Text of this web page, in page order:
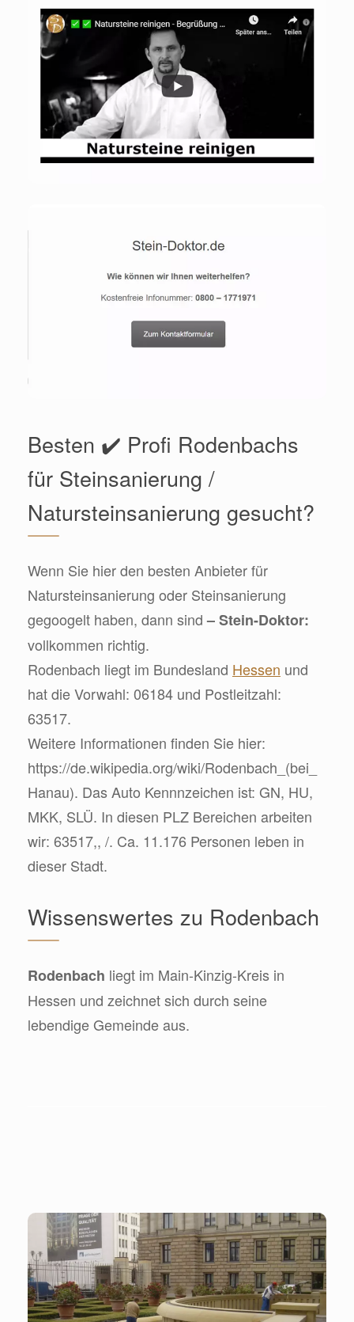
Besten ✔️ Profi Rodenbachs
für Steinsanierung /
Natursteinsanierung gesucht?
Wenn Sie hier den besten Anbieter für
Natursteinsanierung oder Steinsanierung
gegoogelt haben, dann sind– Stein-Doktor:
vollkommen richtig.
Rodenbach liegt im Bundesland Hessen und
hat die Vorwahl: 06184 und Postleitzahl:
63517.
Weitere Informationen finden Sie hier:
https://de.wikipedia.org/wiki/Rodenbach_(bei_
Hanau). Das Auto Kennnzeichen ist: GN, HU,
MKK, SLÜ. In diesen PLZ Bereichen arbeiten
wir: 63517,, /. Ca. 11.176 Personen leben in
dieser Stadt.
Wissenswertes zu Rodenbach
Rodenbach liegt im Main-Kinzig-Kreis in
Hessen und zeichnet sich durch seine
lebendige Gemeinde aus.